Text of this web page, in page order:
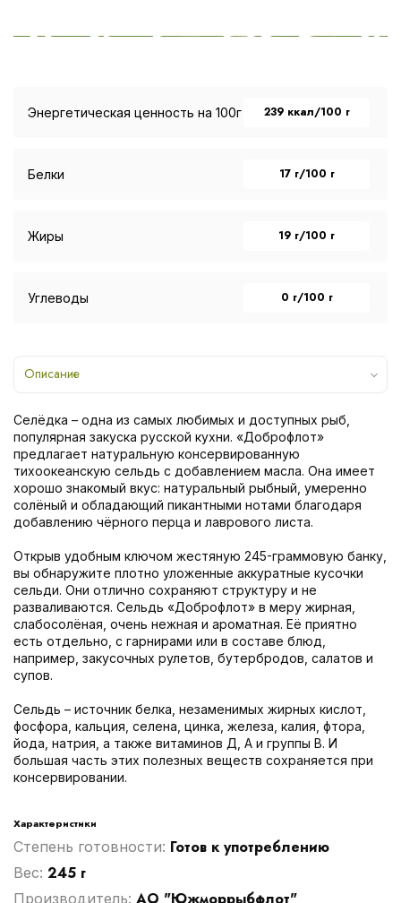
Энергетическая ценность на 100г 239 ккал/100 г
Белки 17 г/100 г
Жиры 19 г/100 г
Углеводы 0 г/100 г
Описание
Селёдка – одна из самых любимых и доступных рыб,
популярная закуска русской кухни. «Доброфлот»
предлагает натуральную консервированную
тихоокеанскую сельдь с добавлением масла. Она имеет
хорошо знакомый вкус: натуральный рыбный, умеренно
солёный и обладающий пикантными нотами благодаря
добавлению чёрного перца и лаврового листа.
Открыв удобным ключом жестяную 245-граммовую банку,
вы обнаружите плотно уложенные аккуратные кусочки
сельди. Они отлично сохраняют структуру и не
разваливаются. Сельдь «Доброфлот» в меру жирная,
слабосолёная, очень нежная и ароматная. Её приятно
есть отдельно, с гарнирами или в составе блюд,
например, закусочных рулетов, бутербродов, салатов и
супов.
Сельдь – источник белка, незаменимых жирных кислот,
фосфора, кальция, селена, цинка, железа, калия, фтора,
йода, натрия, а также витаминов Д, А и группы В. И
большая часть этих полезных веществ сохраняется при
консервировании.
Характеристики
Степень готовности: Готов к употреблению
Вес: 245 г
Производитель: АО "Южморрыбфлот"